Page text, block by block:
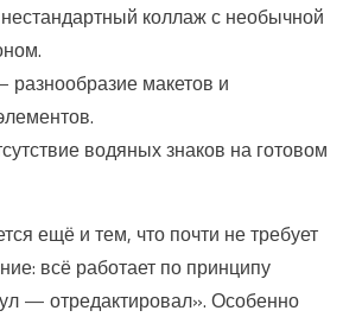
коллаж с необычной
макетов и
водяных знаков на готовом
ещё и тем, что почти не требует
всё работает по принципу
— отредактировал». Особенно